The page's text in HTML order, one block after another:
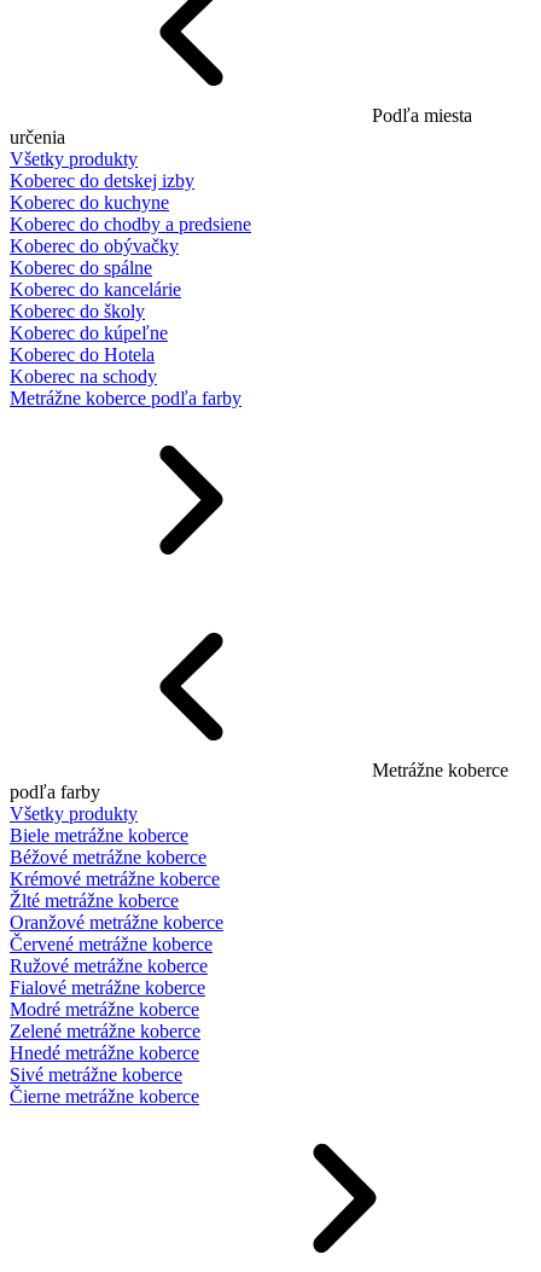
Podľa miesta
určenia
Všetky produkty
Koberec do detskej izby
Koberec do kuchyne
Koberec do chodby a predsiene
Koberec do obývačky
Koberec do spálne
Koberec do kancelárie
Koberec do školy
Koberec do kúpeľne
Koberec do Hotela
Koberec na schody
Metrážne koberce podľa farby
Metrážne koberce
podľa farby
Všetky produkty
Biele metrážne koberce
Béžové metrážne koberce
Krémové metrážne koberce
Žlté metrážne koberce
Oranžové metrážne koberce
Červené metrážne koberce
Ružové metrážne koberce
Fialové metrážne koberce
Modré metrážne koberce
Zelené metrážne koberce
Hnedé metrážne koberce
Sivé metrážne koberce
Čierne metrážne koberce